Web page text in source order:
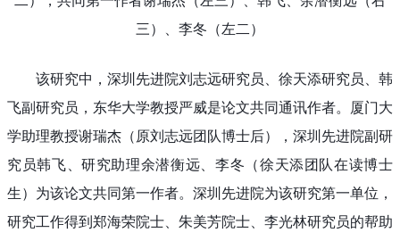
三）、李冬（左二）
该研究中，深圳先进院刘志远研究员、徐天添研究员、韩
飞副研究员，东华大学教授严威是论文共同通讯作者。厦门大
学助理教授谢瑞杰（原刘志远团队博士后），深圳先进院副研
究员韩飞、研究助理余潜衡远、李冬（徐天添团队在读博士
生）为该论文共同第一作者。深圳先进院为该研究第一单位，
研究工作得到郑海荣院士、朱美芳院士、李光林研究员的帮助